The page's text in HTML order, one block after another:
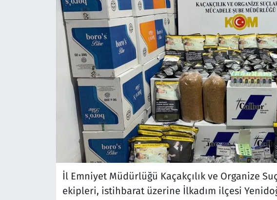
İl Emniyet Müdürlüğü Kaçakçılık ve Organize
ekipleri, istihbarat üzerine İlkadım ilçesi